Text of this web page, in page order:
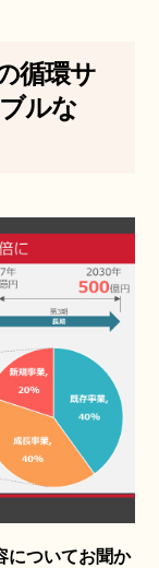
循環サ
ルな
ついてお聞か